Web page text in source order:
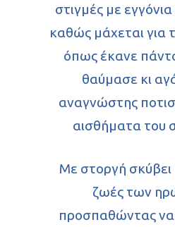
στιγμές με
καθώς μάχεται για
όπως έκανε
θαύμασε κι
αναγνώστης
αισθήματα του
Με στοργή
ζωές των
προσπαθώντας να